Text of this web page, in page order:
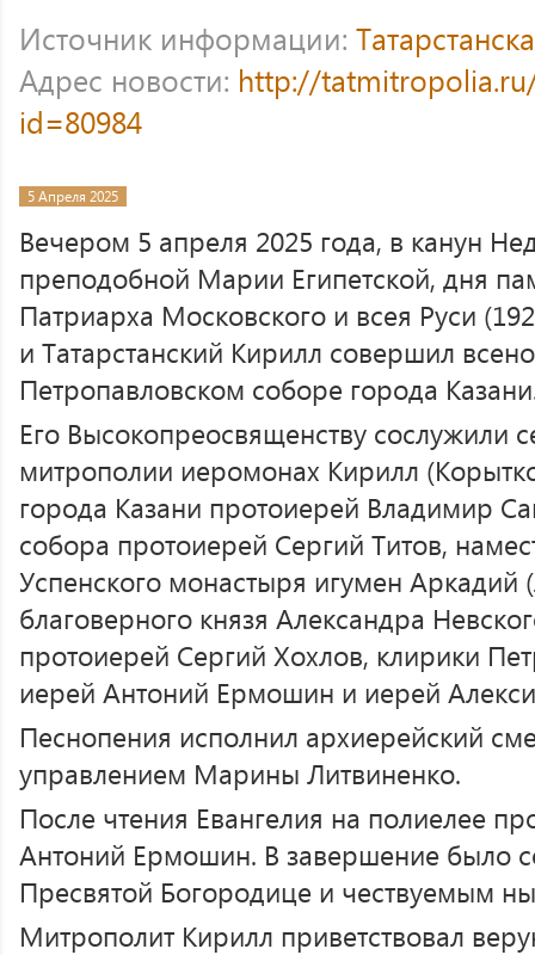
Источник информации:
Адрес новости: http://
id=80984
5 Апреля 2025
Вечером 5 апреля 2025 года, в канун
преподобной Марии Египетской, дня
Патриарха Московского и всея Руси
и Татарстанский Кирилл совершил
Петропавловском соборе города
Его Высокопреосвященству сослужили
митрополии иеромонах Кирилл
города Казани протоиерей Владимир
собора протоиерей Сергий Титов,
Успенского монастыря игумен Аркадий
благоверного князя Александра
протоиерей Сергий Хохлов, клирики
иерей Антоний Ермошин и иерей
Песнопения исполнил архиерейский
управлением Марины Литвиненко.
После чтения Евангелия на полиелее
Антоний Ермошин. В завершение было
Пресвятой Богородице и чествуемым
Митрополит Кирилл приветствовал